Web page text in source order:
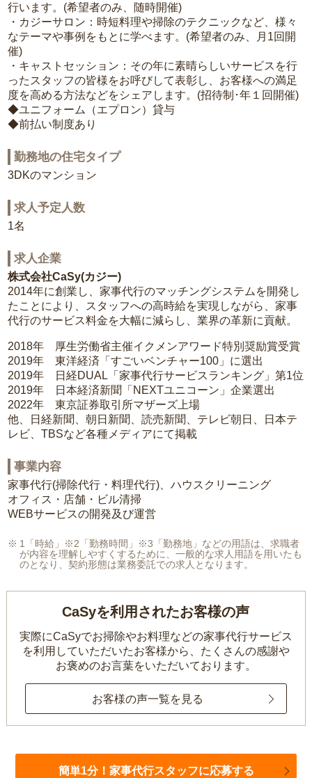
行います。(希望者のみ、随時開催)
・カジーサロン：時短料理や掃除のテクニックなど、様々
なテーマや事例をもとに学べます。(希望者のみ、月1回開
催)
・キャストセッション：その年に素晴らしいサービスを行
ったスタッフの皆様をお呼びして表彰し、お客様への満足
度を高める方法などをシェアします。(招待制･年１回開催)
◆ユニフォーム（エプロン）貸与
◆前払い制度あり
勤務地の住宅タイプ
3DKのマンション
求人予定人数
1名
求人企業
株式会社CaSy(カジー)
2014年に創業し、家事代行のマッチングシステムを開発し
たことにより、スタッフへの高時給を実現しながら、家事
代行のサービス料金を大幅に減らし、業界の革新に貢献。
2018年 厚生労働省主催イクメンアワード特別奨励賞受賞
2019年 東洋経済「すごいベンチャー100」に選出
2019年 日経DUAL「家事代行サービスランキング」第1位
2019年 日本経済新聞「NEXTユニコーン」企業選出
2022年 東京証券取引所マザーズ上場
他、日経新聞、朝日新聞、読売新聞、テレビ朝日、日本テ
レビ、TBSなど各種メディアにて掲載
事業内容
家事代行(掃除代行・料理代行)、ハウスクリーニング
オフィス・店舗・ビル清掃
WEBサービスの開発及び運営
1「時給」※2「勤務時間」※3「勤務地」などの用語は、求職者
が内容を理解しやすくするために、一般的な求人用語を用いたも
のとなり、契約形態は業務委託での求人となります。
CaSyを利用されたお客様の声
実際にCaSyでお掃除やお料理などの家事代行サービス
を利用していただいたお客様から、 たくさんの感謝や
お褒めのお言葉をいただいております。
お客様の声一覧を見る
簡単1分！家事代行スタッフに応募する